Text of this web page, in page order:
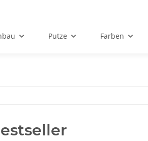
Putze Farben